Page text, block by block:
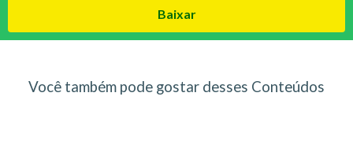
Baixar
Você também pode gostar desses Conteúdos